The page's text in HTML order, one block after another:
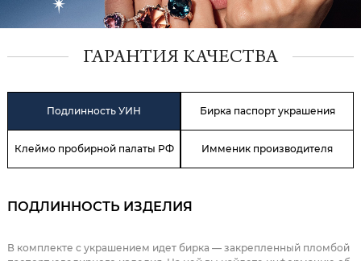
ГАРАНТИЯ КАЧЕСТВА
Подлинность УИН Бирка паспорт украшения
Клеймо пробирной палаты РФ Имменик производителя
ПОДЛИННОСТЬ ИЗДЕЛИЯ
В комплекте с украшением идет бирка — закрепленный пломбой